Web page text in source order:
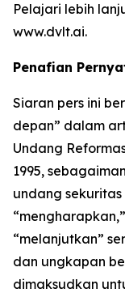
Pelajari lebih
www.dvlt.ai.
Penafian
Siaran pers ini
depan” dalam
Undang
1995,
undang
“melanjutkan”
dan ungkapan
dimaksudkan